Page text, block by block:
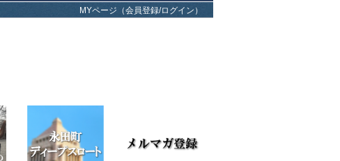
MYページ（会員登録/ログイン）